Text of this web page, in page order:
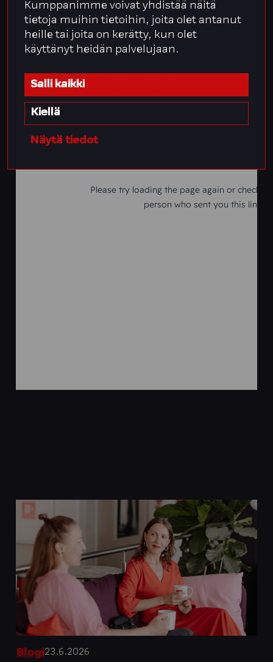
Kumppanimme voivat yhdistää näitä
tietoja muihin tietoihin, joita olet antanut
heille tai joita on kerätty, kun olet
käyttänyt heidän palvelujaan.
Salli kaikki
Kiellä
Näytä tiedot
Blogi23.6.2026